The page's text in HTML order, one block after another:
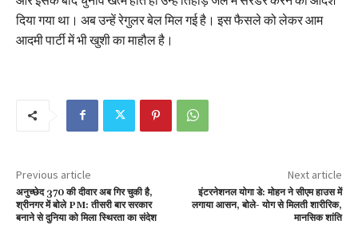
दिया गया था। अब उन्हें रेगुलर बेल मिल गई है। इस फैसले को लेकर आम
आदमी पार्टी में भी खुशी का माहौल है।
Previous article
अनुच्छेद 370 की दीवार अब गिर चुकी है,
श्रीनगर में बोले PM: तीसरी बार सरकार
बनाने से दुनिया को मिला स्थिरता का संदेश
Next article
इंटरनेशनल योगा डे: मोहन ने सीएम हाउस में
लगाया आसन, बोले- योग से मिलती शारीरिक,
मानसिक शांति